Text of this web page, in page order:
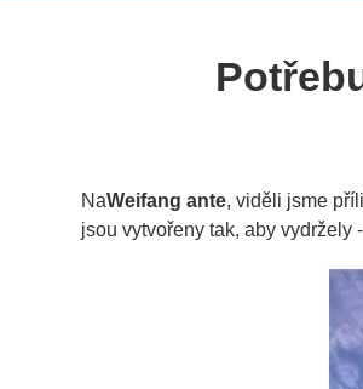
NaWeifang ante, viděli jsme
jsou vytvořeny tak, aby vydržely